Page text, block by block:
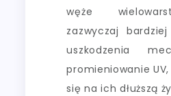
węże
zazwyczaj
uszkodzenia
promieniowanie
się na ich dłuższą